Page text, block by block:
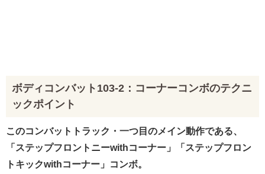
ボディコンバット103-2：コーナーコンボのテクニ
ックポイント
このコンバットトラック・一つ目のメイン動作である、
「ステップフロントニーwithコーナー」「ステップフロン
トキックwithコーナー」コンボ。